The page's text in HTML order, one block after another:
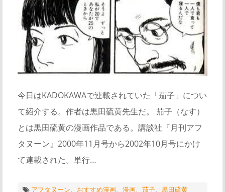
今日はKADOKAWAで連載されていた「茄子」につい
て紹介する。作者は黒田硫黄先生だ。 茄子（なす）
とは黒田硫黄の漫画作品である。講談社『月刊アフ
タヌーン』2000年11月号から2002年10月号にかけ
て連載された。単行…
アフタヌーン、 おすすめ漫画、 漫画、 茄子、 黒田硫黄